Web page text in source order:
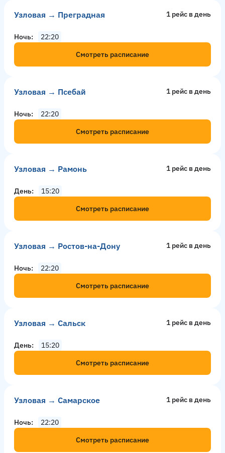
Узловая → Преградная 1 рейс в день
Ночь
22:20
Смотреть расписание
Узловая → Псебай 1 рейс в день
Ночь
22:20
Смотреть расписание
Узловая → Рамонь 1 рейс в день
День
15:20
Смотреть расписание
Узловая → Ростов-на-Дону 1 рейс в день
Ночь
22:20
Смотреть расписание
Узловая → Сальск 1 рейс в день
День
15:20
Смотреть расписание
Узловая → Самарское 1 рейс в день
Ночь
22:20
Смотреть расписание